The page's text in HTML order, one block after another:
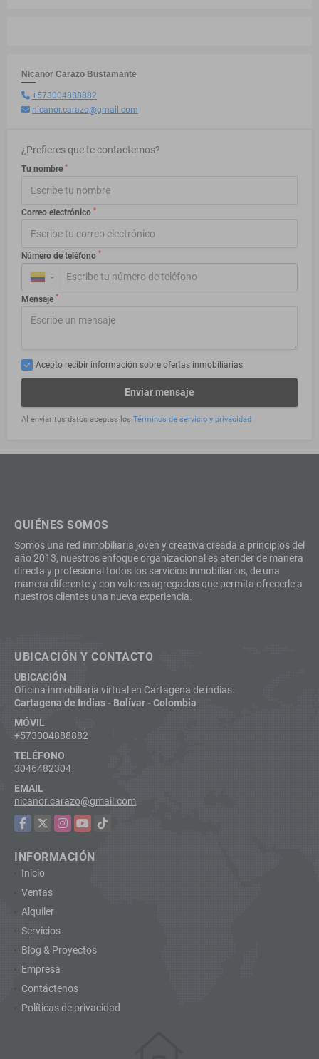
Nicanor Carazo Bustamante
+573004888882
nicanor.carazo@gmail.com
¿Prefieres que te contactemos?
Tu nombre *
Correo electrónico *
Número de teléfono *
▼
Mensaje *
Acepto recibir información sobre ofertas inmobiliarias
Enviar mensaje
Al enviar tus datos aceptas los Términos de servicio y privacidad
QUIÉNES SOMOS
Somos una red inmobiliaria joven y creativa creada a principios del
año 2013, nuestros enfoque organizacional es atender de manera
directa y profesional todos los servicios inmobiliarios, de una
manera diferente y con valores agregados que permita ofrecerle a
nuestros clientes una nueva experiencia.
UBICACIÓN Y CONTACTO
UBICACIÓN
Oficina inmobiliaria virtual en Cartagena de indias.
Cartagena de Indias - Bolívar - Colombia
MÓVIL
+573004888882
TELÉFONO
3046482304
EMAIL
nicanor.carazo@gmail.com
Facebook
X Instagram
YouTubeTikTok
INFORMACIÓN
Inicio
Ventas
Alquiler
Servicios
Blog & Proyectos
Empresa
Contáctenos
Políticas de privacidad